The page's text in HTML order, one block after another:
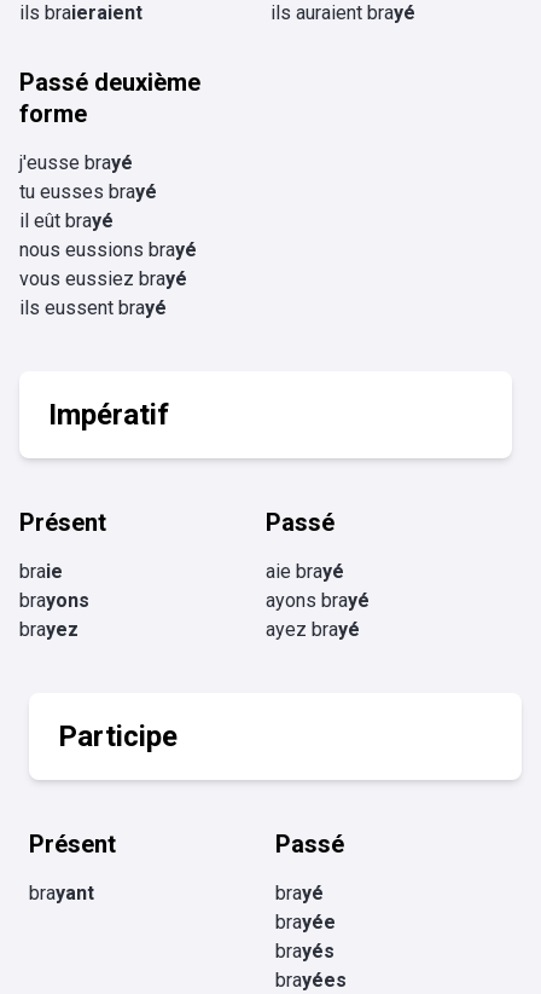
ils braieraient ils auraient brayé
Passé deuxième
forme
j'eusse brayé
tu eusses brayé
il eût brayé
nous eussions brayé
vous eussiez brayé
ils eussent brayé
Impératif
Présent
braie
brayons
brayez
Passé
aie brayé
ayons brayé
ayez brayé
Participe
Présent
brayant
Passé
brayé
brayée
brayés
brayées